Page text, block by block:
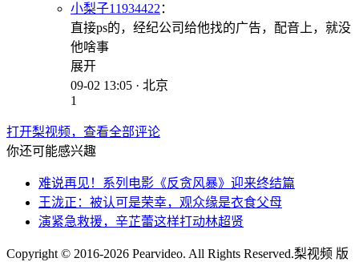
小梨子11934422 ：
直接ps的，经纪公司给他找的广告，配音上，就没
他啥事
展开
09-02 13:05 · 北京
1
打开梨视频，查看全部评论
你还可能感兴趣
难说再见！系列电影《反贪风暴》迎来终结篇
王泷正：被认可是荣幸，观众缘是衣食父母
演紧急救援，辛芷蕾这样打动林超贤
Copyright © 2016-2026 Pearvideo. All Rights Reserved.梨视频 版